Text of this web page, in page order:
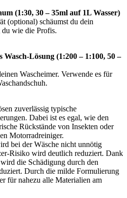
(1:30, 30 – 35ml auf 1L Wasser)
(optional) schäumst du dein
wie die Profis.
Wasch-Lösung (1:200 – 1:100, 50 –
Wascheimer. Verwende es für
zuverlässig typische
Dabei ist es egal, wie den
Rückstände von Insekten oder
Motorradreiniger.
bei der Wäsche nicht unnötig
Risiko wird deutlich reduziert. Dank
die Schädigung durch den
Durch die milde Formulierung
für nahezu alle Materialien am